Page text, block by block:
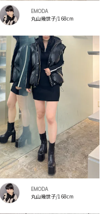
EMODA
丸山幾世子/168cm
EMODA
丸山幾世子/168cm